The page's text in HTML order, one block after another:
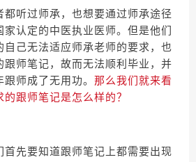
都听过师承，也想要通过师承途径
认定的中医执业医师。但是他们
自己无法适应师承老师的要求，也
跟师笔记，故而无法顺利毕业，并
师成了无用功。 那么我们就来看
跟师笔记是怎么样的？
首先要知道跟师笔记上都需要出现